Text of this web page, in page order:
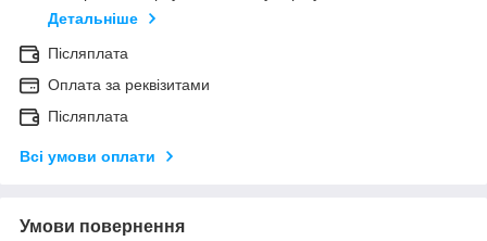
Детальніше
Післяплата
Оплата за реквізитами
Післяплата
Всі умови оплати
Умови повернення